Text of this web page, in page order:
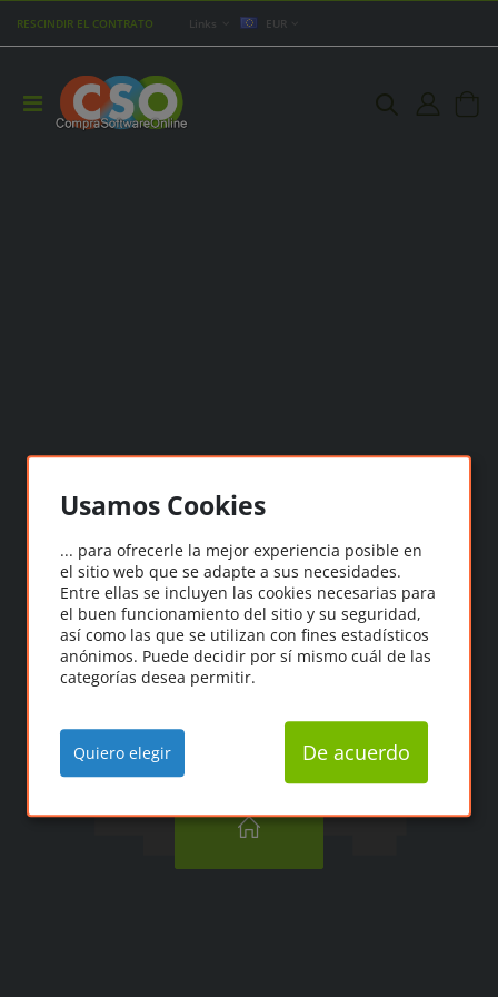
RESCINDIR EL CONTRATO Links EUR
"¡Ooopps! No se ha
podido encontrar la
página que buscas".
Usamos Cookies
... para ofrecerle la mejor experiencia posible en
el sitio web que se adapte a sus necesidades.
Entre ellas se incluyen las cookies necesarias para
el buen funcionamiento del sitio y su seguridad,
así como las que se utilizan con fines estadísticos
anónimos. Puede decidir por sí mismo cuál de las
categorías desea permitir.
Quiero elegir De acuerdo